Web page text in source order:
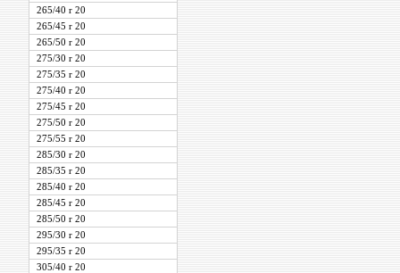
265/40 r 20
265/45 r 20
265/50 r 20
275/30 r 20
275/35 r 20
275/40 r 20
275/45 r 20
275/50 r 20
275/55 r 20
285/30 r 20
285/35 r 20
285/40 r 20
285/45 r 20
285/50 r 20
295/30 r 20
295/35 r 20
305/40 r 20